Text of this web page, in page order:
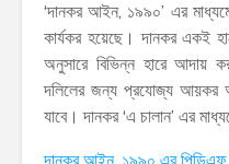
‘দানকর আইন, ১৯৯০’ এর
কার্যকর হয়েছে। দানকর একই
অনুসারে বিভিন্ন হারে আদায়
দলিলের জন্য প্রযোজ্য আয়কর
যাবে। দানকর ‘এ চালান’ এর